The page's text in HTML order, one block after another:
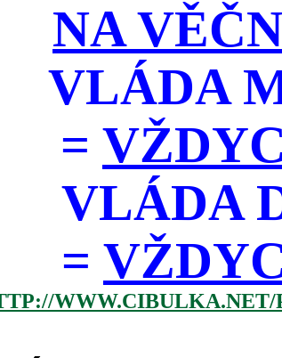
NA
VLÁDA
=
VLÁDA
=
WWW.CIBULKA.NET/